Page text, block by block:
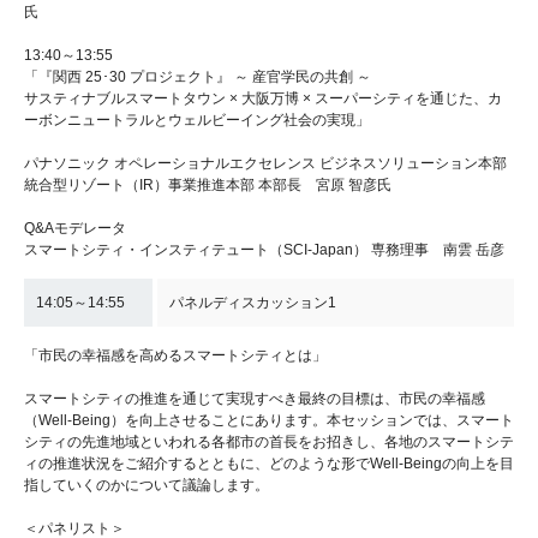
氏
13:40～13:55
「『関西 25･30 プロジェクト』 ～ 産官学民の共創 ～
サスティナブルスマートタウン × 大阪万博 × スーパーシティを通じた、カ
ーボンニュートラルとウェルビーイング社会の実現」
パナソニック オペレーショナルエクセレンス ビジネスソリューション本部
統合型リゾート（IR）事業推進本部 本部長 宮原 智彦氏
Q&Aモデレータ
スマートシティ・インスティテュート（SCI-Japan） 専務理事 南雲 岳彦
14:05～14:55 パネルディスカッション1
「市民の幸福感を高めるスマートシティとは」
スマートシティの推進を通じて実現すべき最終の目標は、市民の幸福感
（Well-Being）を向上させることにあります。本セッションでは、スマート
シティの先進地域といわれる各都市の首長をお招きし、各地のスマートシテ
ィの推進状況をご紹介するとともに、どのような形でWell-Beingの向上を目
指していくのかについて議論します。
＜パネリスト＞